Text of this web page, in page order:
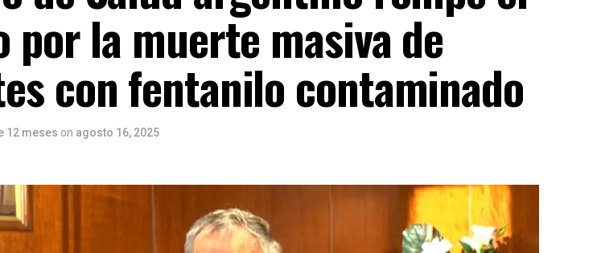
por la muerte masiva de
con fentanilo contaminado
12 meses on agosto 16, 2025